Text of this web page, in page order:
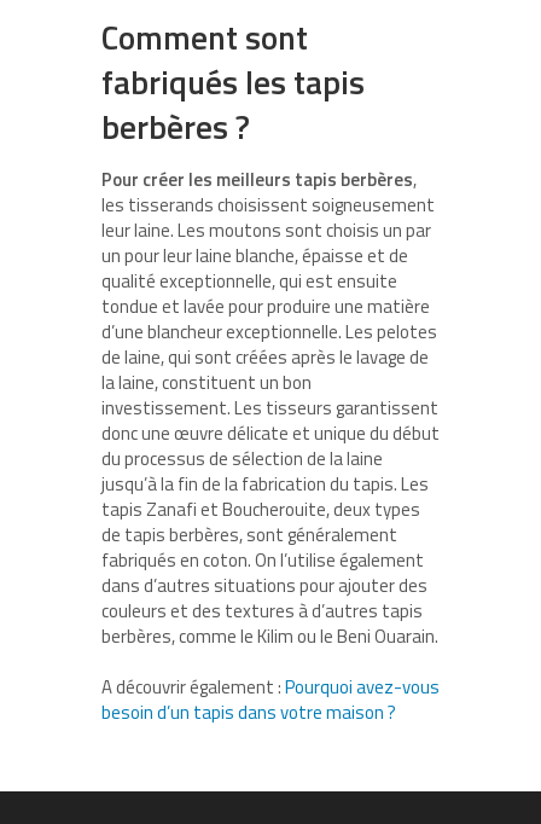
Comment sont
fabriqués les tapis
berbères ?
Pour créer les meilleurs tapis berbères,
les tisserands choisissent soigneusement
leur laine. Les moutons sont choisis un par
un pour leur laine blanche, épaisse et de
qualité exceptionnelle, qui est ensuite
tondue et lavée pour produire une matière
d’une blancheur exceptionnelle. Les pelotes
de laine, qui sont créées après le lavage de
la laine, constituent un bon
investissement. Les tisseurs garantissent
donc une œuvre délicate et unique du début
du processus de sélection de la laine
jusqu’à la fin de la fabrication du tapis. Les
tapis Zanafi et Boucherouite, deux types
de tapis berbères, sont généralement
fabriqués en coton. On l’utilise également
dans d’autres situations pour ajouter des
couleurs et des textures à d’autres tapis
berbères, comme le Kilim ou le Beni Ouarain.
A découvrir également :Pourquoi avez-vous
besoin d’un tapis dans votre maison ?